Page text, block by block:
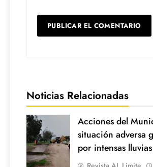
Noticias Relacionadas
Acciones del
situación adversa
por intensas lluvias